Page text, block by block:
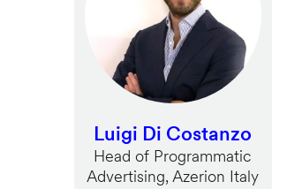
Luigi Di Costanzo
Head of Programmatic
Advertising, Azerion Italy